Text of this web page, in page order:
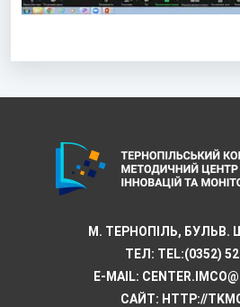
М. ТЕРНОПІЛЬ, БУЛЬВ.
ТЕЛ: TEL:(0352)
E-MAIL:
САЙТ: HTTP://